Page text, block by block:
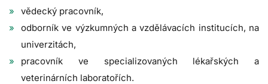
vědecký pracovník,
odborník ve výzkumných a vzdělávacích institucích, na
univerzitách,
pracovník ve specializovaných lékařských a
veterinárních laboratořích.